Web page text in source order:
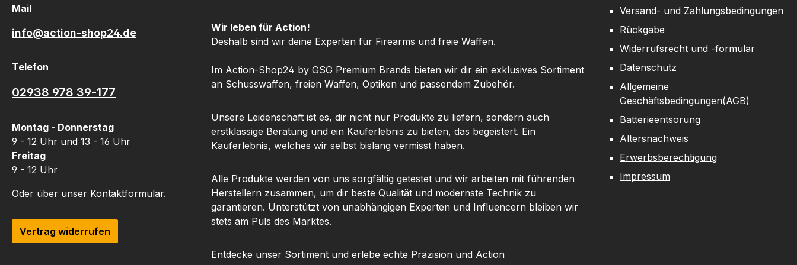
sorgt so für optimale
Mit über 500 Einsätzen
sehr lange und ist damit
für die Pflege von
Zielfernrohren.Der Sig
sondern eignet sich auch
optischer Oberflächen,
wie Ferngläser,
empfindliche
OptikenStreifenfreie
KunststoffEntfernt Staub,
Fingerabdrücke und
Zielfernrohre, Red Dots
und Schutzbrillen
geeignetAuch für viele
Kunststoffoberflächen
verwendbarStreifenfreie
Reinigung für klare
SichtDas Abbey Lens
sorgt für eine schonende
HD, BUCKMASTERS,
weitere. Für einen
maximalen
Objektivdurchmesser von
Gesamtgewicht von nur
79,37 g bietet die SIG
SAUER Fernglas
Halt und Flexibilität.
Wir leben für Action!
Deshalb sind wir deine Experten für Firearms und freie Waffen.
Im Action-Shop24 by GSG Premium Brands bieten wir dir ein exklusives Sortiment
an Schusswaffen, freien Waffen, Optiken und passendem Zubehör.
Unsere Leidenschaft ist es, dir nicht nur Produkte zu liefern, sondern auch
erstklassige Beratung und ein Kauferlebnis zu bieten, das begeistert. Ein
Kauferlebnis, welches wir selbst bislang vermisst haben.
Alle Produkte werden von uns sorgfältig getestet und wir arbeiten mit führenden
Herstellern zusammen, um dir beste Qualität und modernste Technik zu
garantieren. Unterstützt von unabhängigen Experten und Influencern bleiben wir
stets am Puls des Marktes.
Entdecke unser Sortiment und erlebe echte Präzision und Action
Versand- und Zahlungsbedingungen
Rückgabe
Widerrufsrecht und -formular
Datenschutz
Allgemeine
Geschäftsbedingungen(AGB)
Batterieentsorung
Altersnachweis
Erwerbsberechtigung
Impressum
Mail
info@action-shop24.de
Telefon
02938 978 39-177
Montag - Donnerstag
9 - 12 Uhr und 13 - 16 Uhr
Freitag
9 - 12 Uhr
Oder über unser Kontaktformular.
Vertrag widerrufen